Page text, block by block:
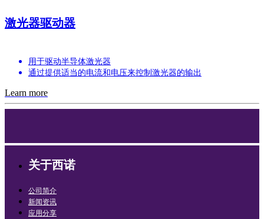
激光器驱动器
用于驱动半导体激光器
通过提供适当的电流和电压来控制激光器的输出
Learn more
关于西诺
公司简介
新闻资讯
应用分享